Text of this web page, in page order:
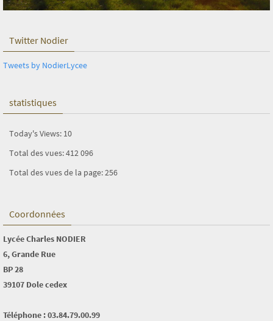
Twitter Nodier
Tweets by NodierLycee
statistiques
Today's Views: 10
Total des vues:412 096
Total des vues de la page:256
Coordonnées
Lycée Charles NODIER
6, Grande Rue
BP 28
39107 Dole cedex
Téléphone : 03.84.79.00.99